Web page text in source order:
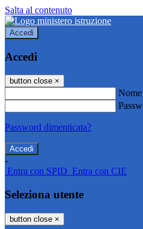
Salta al contenuto
Accedi
Accedi
button close ×
Password dimenticata?
-
Entra con SPID Entra con CIE
Seleziona utente
button close ×